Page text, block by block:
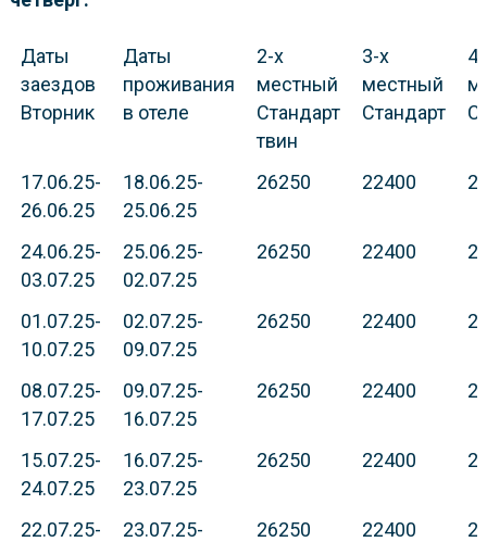
Даты
заездов
Вторник
Даты
проживания
в отеле
2-х
местный
Стандарт
твин
3-х
местный
Стандарт
17.06.25-
26.06.25
18.06.25-
25.06.25
26250 22400
24.06.25-
03.07.25
25.06.25-
02.07.25
26250 22400
01.07.25-
10.07.25
02.07.25-
09.07.25
26250 22400
08.07.25-
17.07.25
09.07.25-
16.07.25
26250 22400
15.07.25-
24.07.25
16.07.25-
23.07.25
26250 22400
22.07.25-
23.07.25-
26250 22400